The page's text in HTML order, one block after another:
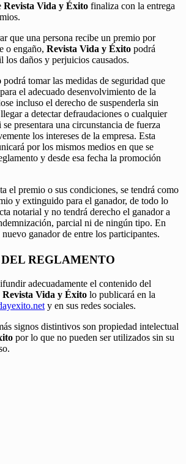
Revista Vida y Éxito finaliza con la entrega
que una persona recibe un premio por
o engaño, Revista Vida y Éxito podrá
los daños y perjuicios causados.
podrá tomar las medidas de seguridad que
el adecuado desenvolvimiento de la
incluso el derecho de suspenderla sin
a detectar defraudaciones o cualquier
presentara una circunstancia de fuerza
los intereses de la empresa. Esta
por los mismos medios en que se
y desde esa fecha la promoción
el premio o sus condiciones, se tendrá como
y extinguido para el ganador, de todo lo
notarial y no tendrá derecho el ganador a
parcial ni de ningún tipo. En
nuevo ganador de entre los participantes.
REGLAMENTO
adecuadamente el contenido del
Revista Vida y Éxito lo publicará en la
y en sus redes sociales.
signos distintivos son propiedad intelectual
por lo que no pueden ser utilizados sin su